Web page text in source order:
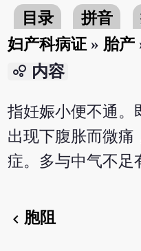
目录 拼音
妇产科病证 » 胎产
bubble_chart 内容
指妊娠小便不通。
出现下腹胀而微痛
症。多与中气不足
chevron_left胞阻